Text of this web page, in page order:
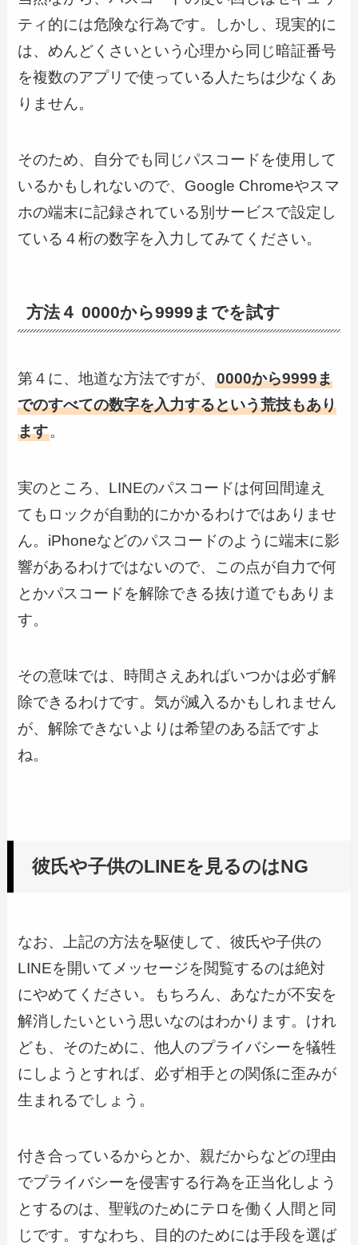
ティ的には危険な行為です。しかし、現実的に
は、めんどくさいという心理から同じ暗証番号
を複数のアプリで使っている人たちは少なくあ
りません。
そのため、自分でも同じパスコードを使用して
いるかもしれないので、Google Chromeやスマ
ホの端末に記録されている別サービスで設定し
ている４桁の数字を入力してみてください。
方法４ 0000から9999までを試す
第４に、地道な方法ですが、0000から9999ま
でのすべての数字を入力するという荒技もあり
ます。
実のところ、LINEのパスコードは何回間違え
てもロックが自動的にかかるわけではありませ
ん。iPhoneなどのパスコードのように端末に影
響があるわけではないので、この点が自力で何
とかパスコードを解除できる抜け道でもありま
す。
その意味では、時間さえあればいつかは必ず解
除できるわけです。気が滅入るかもしれません
が、解除できないよりは希望のある話ですよ
ね。
彼氏や子供のLINEを見るのはNG
なお、上記の方法を駆使して、彼氏や子供の
LINEを開いてメッセージを閲覧するのは絶対
にやめてください。もちろん、あなたが不安を
解消したいという思いなのはわかります。けれ
ども、そのために、他人のプライバシーを犠牲
にしようとすれば、必ず相手との関係に歪みが
生まれるでしょう。
付き合っているからとか、親だからなどの理由
でプライバシーを侵害する行為を正当化しよう
とするのは、聖戦のためにテロを働く人間と同
じです。すなわち、目的のためには手段を選ば